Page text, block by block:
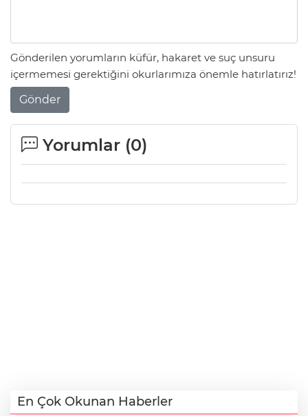
Gönderilen yorumların küfür, hakaret ve suç unsuru
içermemesi gerektiğini okurlarımıza önemle hatırlatırız!
Gönder
Yorumlar (0)
En Çok Okunan Haberler